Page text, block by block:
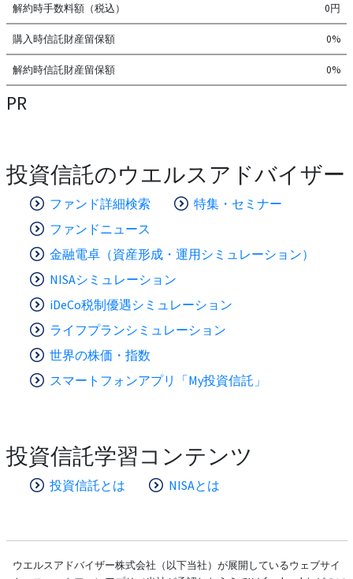
解約時手数料額（税込） 0円
購入時信託財産留保額 0%
解約時信託財産留保額 0%
PR
投資信託のウエルスアドバイザー
ファンド詳細検索
特集・セミナー
ファンドニュース
金融電卓（資産形成・運用シミュレーション）
NISAシミュレーション
iDeCo税制優遇シミュレーション
ライフプランシミュレーション
世界の株価・指数
スマートフォンアプリ「My投資信託」
投資信託学習コンテンツ
投資信託とは NISAとは
ウエルスアドバイザー株式会社（以下当社）が展開しているウェブサイ